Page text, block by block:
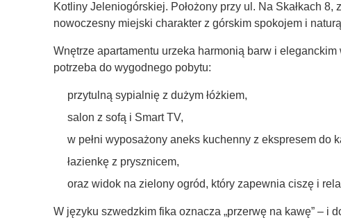
Kotliny Jeleniogórskiej. Położony przy ul. Na Skałkach
nowoczesny miejski charakter z górskim spokojem i
Wnętrze apartamentu urzeka harmonią barw i
potrzeba do wygodnego pobytu:
przytulną sypialnię z dużym łóżkiem,
salon z sofą i Smart TV,
w pełni wyposażony aneks kuchenny z ekspresem do
łazienkę z prysznicem,
oraz widok na zielony ogród, który zapewnia ciszę i
W języku szwedzkim fika oznacza „przerwę na kawę” – i